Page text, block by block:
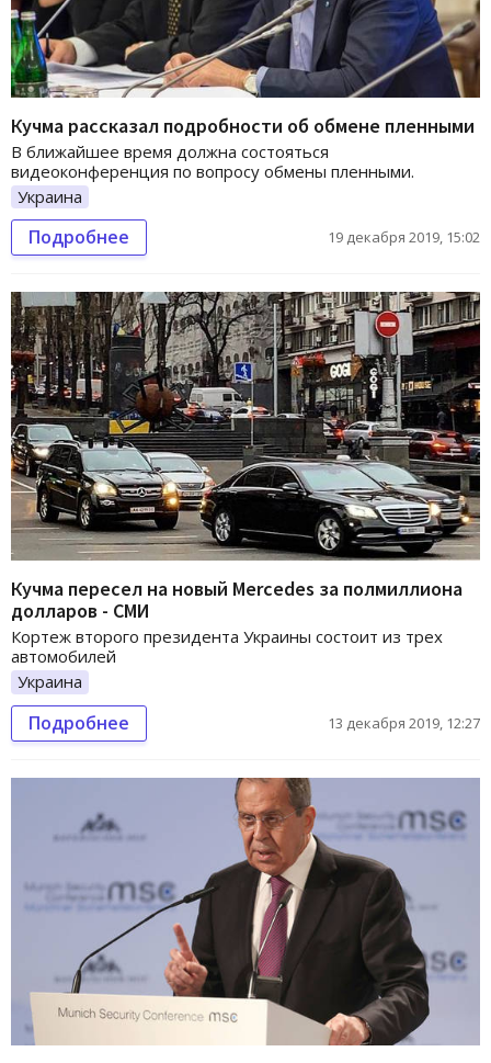
Кучма рассказал подробности об обмене пленными
В ближайшее время должна состояться
видеоконференция по вопросу обмены пленными.
Украина
Подробнее 19 декабря 2019, 15:02
Кучма пересел на новый Mercedes за полмиллиона
долларов - СМИ
Кортеж второго президента Украины состоит из трех
автомобилей
Украина
Подробнее 13 декабря 2019, 12:27